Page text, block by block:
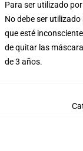
Para ser utilizado
No debe ser
que esté
de quitar las
de 3 años.